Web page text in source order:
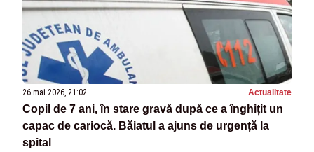
26 mai 2026, 21:02 Actualitate
Copil de 7 ani, în stare gravă după ce a înghițit un
capac de cariocă. Băiatul a ajuns de urgență la
spital